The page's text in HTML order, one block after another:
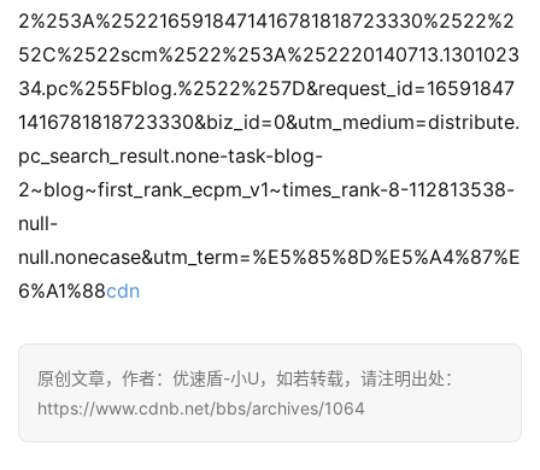
2%253A%2522165918471416781818723330%2522%2
52C%2522scm%2522%253A%252220140713.1301023
34.pc%255Fblog.%2522%257D&request_id=16591847
1416781818723330&biz_id=0&utm_medium=distribute.
pc_search_result.none-task-blog-
2~blog~first_rank_ecpm_v1~times_rank-8-112813538-
null-
null.nonecase&utm_term=%E5%85%8D%E5%A4%87%E
6%A1%88cdn
原创文章，作者：优速盾-小U，如若转载，请注明出处：
https://www.cdnb.net/bbs/archives/1064